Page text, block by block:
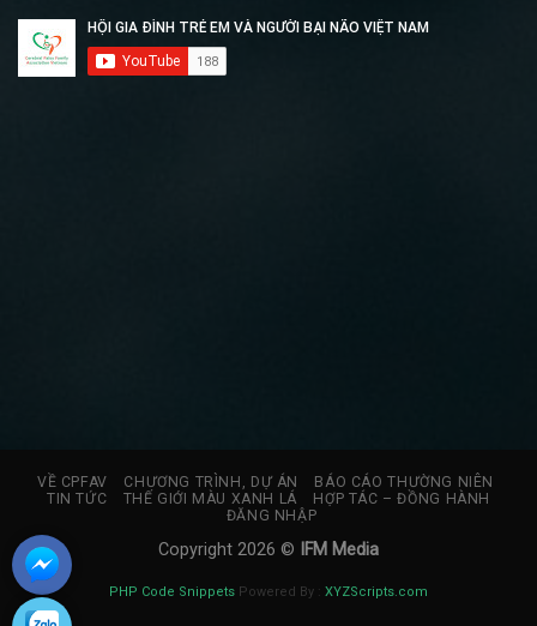
VỀ CPFAV CHƯƠNG TRÌNH, DỰ ÁN
BÁO CÁO THƯỜNG NIÊN
TIN TỨC
THẾ GIỚI MÀU XANH LÁ
HỢP TÁC – ĐỒNG HÀNH
ĐĂNG NHẬP
Copyright 2026 © IFM Media
PHP Code Snippets Powered By : XYZScripts.com